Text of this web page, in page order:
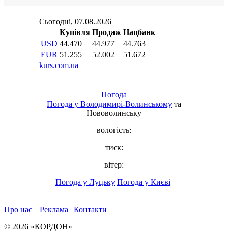
Погода
Погода у Володимирі-Волинському та
Нововолинську
вологість:
тиск:
вітер:
Погода у Луцьку Погода у Києві
Про нас | Реклама | Контакти
© 2026 «КОРДОН»